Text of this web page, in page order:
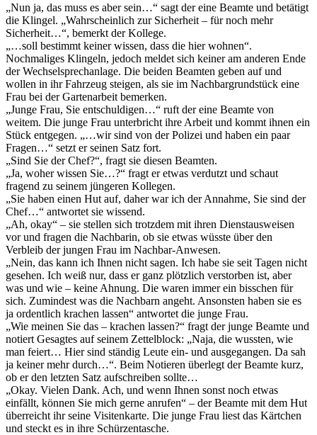
„Nun ja, das muss es aber sein…“ sagt der eine Beamte und betätigt
die Klingel. „Wahrscheinlich zur Sicherheit – für noch mehr
Sicherheit…“, bemerkt der Kollege.
„…soll bestimmt keiner wissen, dass die hier wohnen“.
Nochmaliges Klingeln, jedoch meldet sich keiner am anderen Ende
der Wechselsprechanlage. Die beiden Beamten geben auf und
wollen in ihr Fahrzeug steigen, als sie im Nachbargrundstück eine
Frau bei der Gartenarbeit bemerken.
„Junge Frau, Sie entschuldigen…“ ruft der eine Beamte von
weitem. Die junge Frau unterbricht ihre Arbeit und kommt ihnen ein
Stück entgegen. „…wir sind von der Polizei und haben ein paar
Fragen…“ setzt er seinen Satz fort.
„Sind Sie der Chef?“, fragt sie diesen Beamten.
„Ja, woher wissen Sie…?“ fragt er etwas verdutzt und schaut
fragend zu seinem jüngeren Kollegen.
„Sie haben einen Hut auf, daher war ich der Annahme, Sie sind der
Chef…“ antwortet sie wissend.
„Ah, okay“ – sie stellen sich trotzdem mit ihren Dienstausweisen
vor und fragen die Nachbarin, ob sie etwas wüsste über den
Verbleib der jungen Frau im Nachbar-Anwesen.
„Nein, das kann ich Ihnen nicht sagen. Ich habe sie seit Tagen nicht
gesehen. Ich weiß nur, dass er ganz plötzlich verstorben ist, aber
was und wie – keine Ahnung. Die waren immer ein bisschen für
sich. Zumindest was die Nachbarn angeht. Ansonsten haben sie es
ja ordentlich krachen lassen“ antwortet die junge Frau.
„Wie meinen Sie das – krachen lassen?“ fragt der junge Beamte und
notiert Gesagtes auf seinem Zettelblock: „Naja, die wussten, wie
man feiert… Hier sind ständig Leute ein- und ausgegangen. Da sah
ja keiner mehr durch…“. Beim Notieren überlegt der Beamte kurz,
ob er den letzten Satz aufschreiben sollte…
„Okay. Vielen Dank. Ach, und wenn Ihnen sonst noch etwas
einfällt, können Sie mich gerne anrufen“ – der Beamte mit dem Hut
überreicht ihr seine Visitenkarte. Die junge Frau liest das Kärtchen
und steckt es in ihre Schürzentasche.